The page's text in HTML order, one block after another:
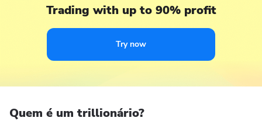
Trading with up to 90% profit
Try now
Quem é um trillionário?